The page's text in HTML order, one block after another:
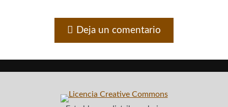
Deja un comentario